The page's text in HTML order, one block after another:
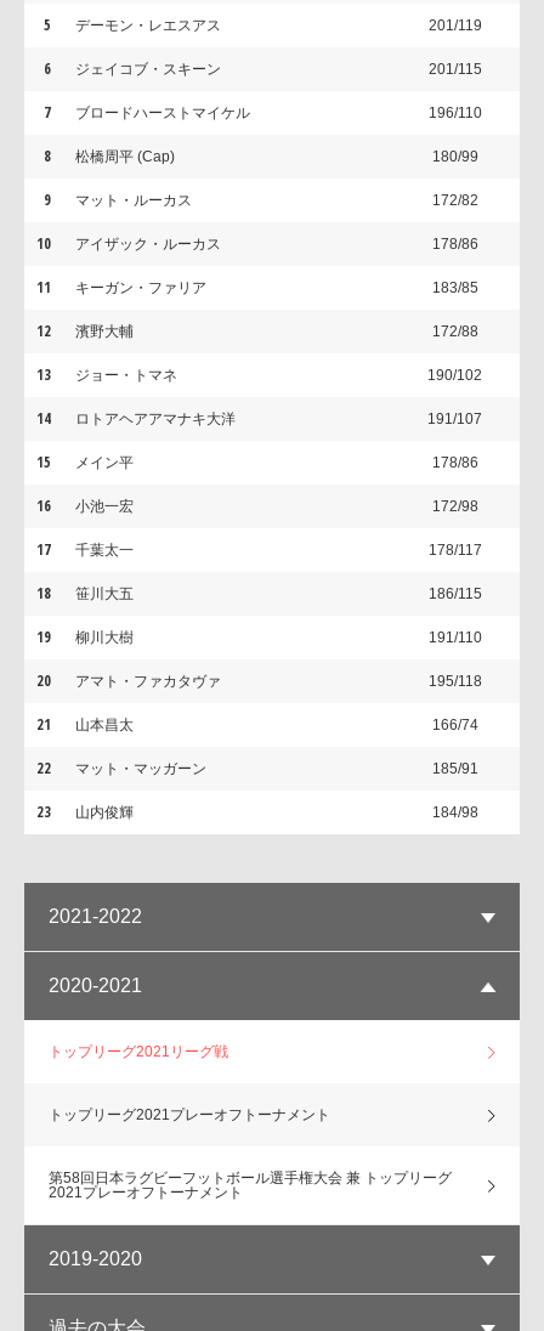
5 デーモン・レエスアス 201/119
6 ジェイコブ・スキーン 201/115
7 ブロードハーストマイケル 196/110
8 松橋周平 (Cap) 180/99
9 マット・ルーカス 172/82
10 アイザック・ルーカス 178/86
11 キーガン・ファリア 183/85
12 濱野大輔 172/88
13 ジョー・トマネ 190/102
14 ロトアヘアアマナキ大洋 191/107
15 メイン平 178/86
16 小池一宏 172/98
17 千葉太一 178/117
18 笹川大五 186/115
19 柳川大樹 191/110
20 アマト・ファカタヴァ 195/118
21 山本昌太 166/74
22 マット・マッガーン 185/91
23 山内俊輝 184/98
2021-2022
2020-2021
トップリーグ2021リーグ戦
トップリーグ2021プレーオフトーナメント
第58回日本ラグビーフットボール選手権大会 兼 トップリーグ
2021プレーオフトーナメント
2019-2020